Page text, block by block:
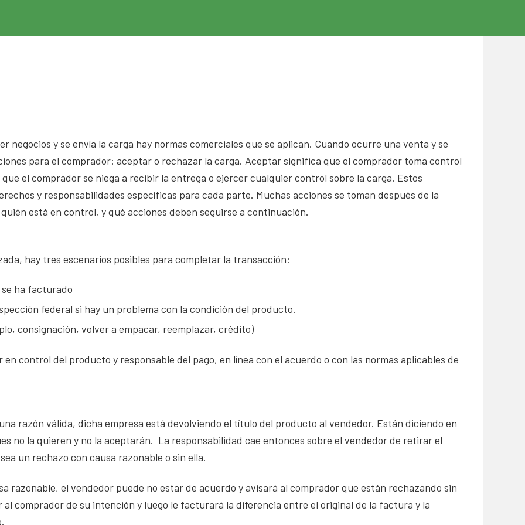
negocios y se envía la carga hay normas comerciales que se aplican. Cuando ocurre una venta y se
para el comprador: aceptar o rechazar la carga. Aceptar significa que el comprador toma control
el comprador se niega a recibir la entrega o ejercer cualquier control sobre la carga. Estos
y responsabilidades específicas para cada parte. Muchas acciones se toman después de la
está en control, y qué acciones deben seguirse a continuación.
hay tres escenarios posibles para completar la transacción:
ha facturado
federal si hay un problema con la condición del producto.
consignación, volver a empacar, reemplazar, crédito)
control del producto y responsable del pago, en línea con el acuerdo o con las normas aplicables de
razón válida, dicha empresa está devolviendo el título del producto al vendedor. Están diciendo en
no la quieren y no la aceptarán. La responsabilidad cae entonces sobre el vendedor de retirar el
un rechazo con causa razonable o sin ella.
razonable, el vendedor puede no estar de acuerdo y avisará al comprador que están rechazando sin
comprador de su intención y luego le facturará la diferencia entre el original de la factura y la